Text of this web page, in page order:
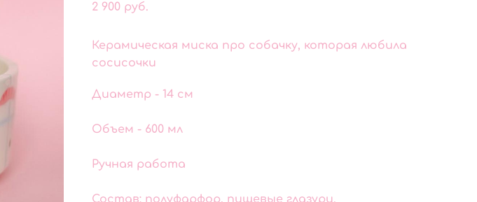
2 900 pуб.
Керамическая миска про собачку, которая любила
сосисочки
Диаметр - 14 см
Объем - 600 мл
Ручная работа
Состав: полуфарфор, пищевые глазури.